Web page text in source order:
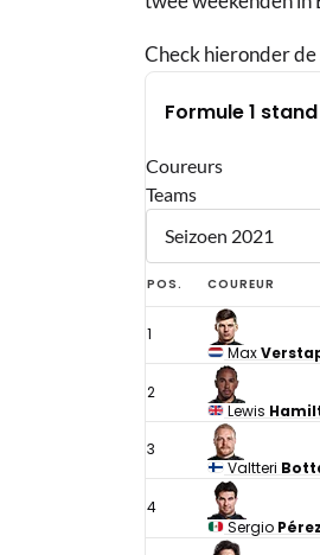
Check hieronder de
Formule 1 stand
Coureurs
Teams
POS. COUREUR
1
Max
2
Lewis
3
Valtteri
4
Sergio Pérez